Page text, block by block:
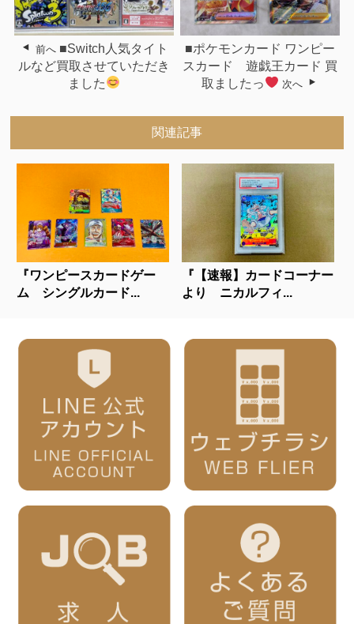
前へ ■Switch人気タイト
ルなど買取させていただき
ました
■ポケモンカード ワンピー
スカード 遊戯王カード 買
取ましたっ
次へ
関連記事
『ワンピースカードゲー
ム シングルカード...
『【速報】カードコーナー
より ニカルフィ...